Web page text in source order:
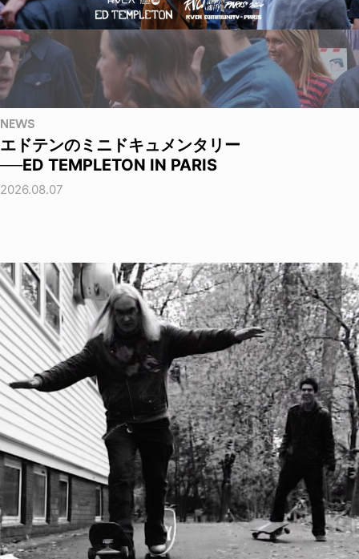
NEWS
エドテンのミニドキュメンタリー
──ED TEMPLETON IN PARIS
2026.08.07